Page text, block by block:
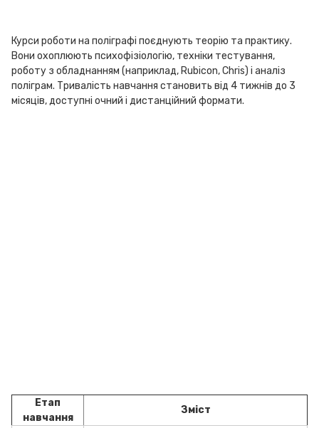
Курси роботи на поліграфі поєднують теорію та практику.
Вони охоплюють психофізіологію, техніки тестування,
роботу з обладнанням (наприклад, Rubicon, Chris) і аналіз
поліграм. Тривалість навчання становить від 4 тижнів до 3
місяців, доступні очний і дистанційний формати.
Етап
навчання
Зміст